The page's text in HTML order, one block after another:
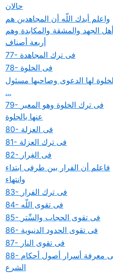
حالان
واعلم أيدك اللّه أن المجاهدين هم
أهل الجهد والمشقة والمكابدة وهم
أربعة أصناف
77- فى ترك المجاهدة
78- فى الخلوة
لها الدعوى وصاحبها مسئول
...
79- فى ترك الخلوة وهو المعبر
عنها بالجلوة
80- فى العزلة
81- فى ترك العزلة
82- فى الفِرار
فاعلم أن الفرار بين طرفى ابتداء
وانتهاء
83- فى ترك الفرار
84- فى تقوى اللّه
85- فى تقوى الحجاب والسِّتر
86- فى تقوى الحدود الدنيوية
87- فى تقوى النار
88- فى معرفة أسرار أصول أحكام
الشرع